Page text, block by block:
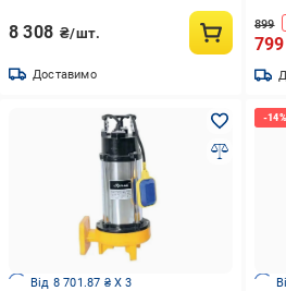
8 308 ₴/шт.
Доставимо
899
799
Від 8 701.87 ₴ X 3